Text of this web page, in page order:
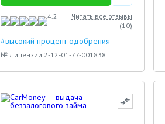
4.2
Читать все отзывы
(10)
#высокий процент одобрения
№ Лицензии 2-12-01-77-001838